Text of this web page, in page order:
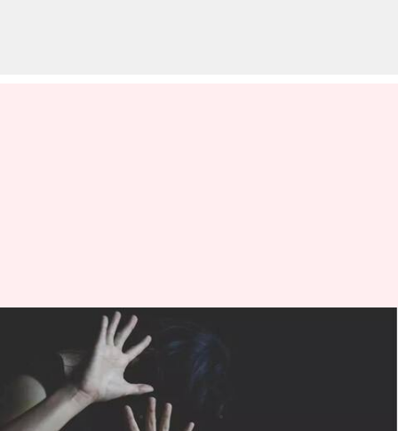
Jharkhand: జార్ఖండ్‌లో ఆర్కెస్ట్రా
ట్రూప్ సింగర్ పై సామూహిక
అత్యాచారం
వ్రాసిన వారు Sirish Praharaju Mar 05, 2024